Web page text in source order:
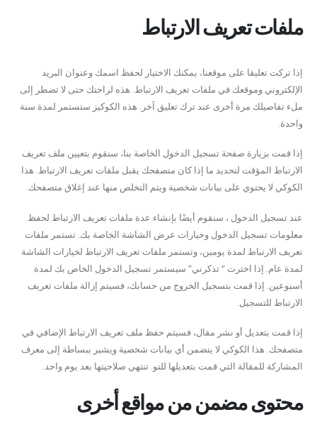
ملفات تعريف الارتباط
إذا تركت تعليقا على موقعنا، يمكنك الاختيار لحفظ اسمك وعنوان البريد
الإلكتروني وموقعك في ملفات تعريف الارتباط. هذه لراحتك حتى لا تضطر إلى
ملء تفاصيلك مرة أخرى عند ترك تعليق آخر. هذه الكوكيز ستستمر لمدة سنة
واحدة.
إذا قمت بزيارة صفحة تسجيل الدخول الخاصة بنا، سنقوم بتعيين ملف تعريف
الارتباط المؤقت لتحديد ما إذا كان متصفحك يقبل ملفات تعريف الارتباط. هذا
الكوكي لا يحتوي على بيانات شخصية ويتم التخلص منها عند إغلاق متصفحك.
عند تسجيل الدخول ، سنقوم أيضًا بإنشاء عدة ملفات تعريف الارتباط لحفظ
معلومات تسجيل الدخول وخيارات عرض الشاشة الخاصة بك. تستمر ملفات
تعريف الارتباط لمدة يومين، وتستمر ملفات تعريف الارتباط لخيارات الشاشة
لمدة عام. إذا اخترت “ تذكرني” سيستمر تسجيل الدخول الخاص بك لمدة
أسبوعين. إذا قمت بتسجيل الخروج من حسابك، فسيتم إزالة ملفات تعريف
الارتباط للتسجيل.
إذا قمت بتعديل أو نشر مقال، فسيتم حفظ ملف تعريف الارتباط الإضافي في
متصفحك. هذا الكوكي لا يتضمن أي بيانات شخصية ويشير ببساطة إلى معرف
المشاركة للمقالة التي قمت بتعديلها للتو. تنتهي صلاحيتها بعد يوم واحد.
محتوى مضمن من مواقع أخرى